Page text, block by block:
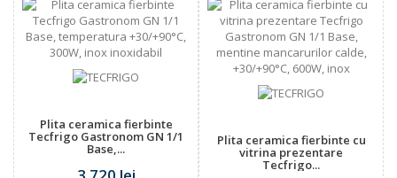
Plita ceramica fierbinte
Tecfrigo Gastronom GN 1/1
Base,...
Plita ceramica fierbinte cu
vitrina prezentare
Tecfrigo...